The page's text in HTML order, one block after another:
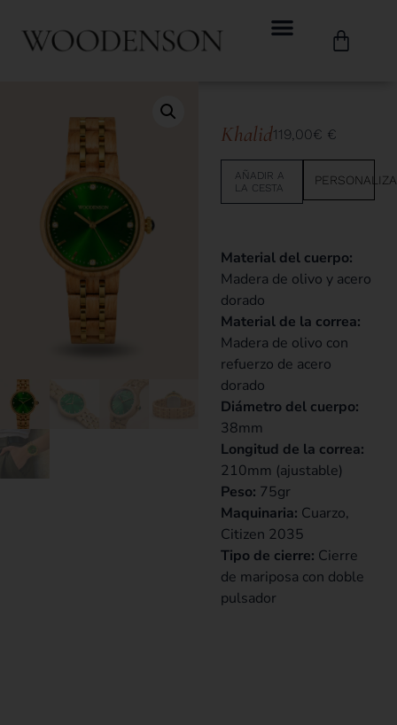
Khalid119,00€ €
AÑADIR A
LA CESTA
Material del cuerpo:
Madera de olivo y acero
dorado
Material de la correa:
Madera de olivo con
refuerzo de acero
dorado
Diámetro del cuerpo:
38mm
Longitud de la correa:
210mm (ajustable)
Peso: 75gr
Maquinaria: Cuarzo,
Citizen 2035
Tipo de cierre: Cierre
de mariposa con doble
pulsador